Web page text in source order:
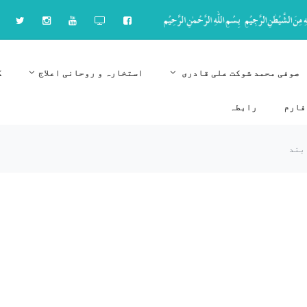
صوفی محمد شوکت علی قادری استخارہ و روحانی اعلاج
رابطہ